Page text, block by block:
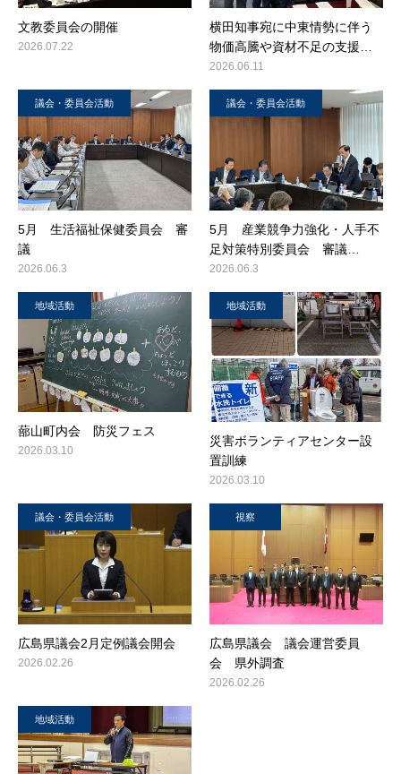
文教委員会の開催
2026.07.22
横田知事宛に中東情勢に伴う
物価高騰や資材不足の支援…
2026.06.11
議会・委員会活動
5月 生活福祉保健委員会 審
議
2026.06.3
議会・委員会活動
5月 産業競争力強化・人手不
足対策特別委員会 審議…
2026.06.3
地域活動
蔀山町内会 防災フェス
2026.03.10
地域活動
災害ボランティアセンター設
置訓練
2026.03.10
議会・委員会活動
広島県議会2月定例議会開会
2026.02.26
視察
広島県議会 議会運営委員
会 県外調査
2026.02.26
地域活動